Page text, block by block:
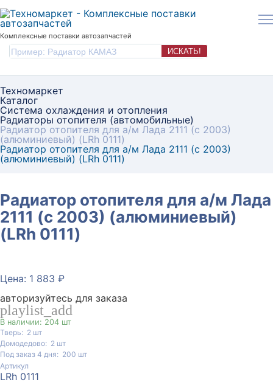
Комплексные поставки автозапчастей
ИСКАТЬ!
Техномаркет
Каталог
Система охлаждения и отопления
Радиаторы отопителя (автомобильные)
Радиатор отопителя для а/м Лада 2111 (с 2003)
(алюминиевый) (LRh 0111)
Радиатор отопителя для а/м Лада 2111 (с 2003)
(алюминиевый) (LRh 0111)
Радиатор отопителя для а/м Лада
2111 (с 2003) (алюминиевый)
(LRh 0111)
Цена: 1 883 ₽
авторизуйтесь для заказа
playlist_add
В наличии: 204 шт
Тверь: 2 шт
Домодедово: 2 шт
Под заказ 4 дня: 200 шт
Артикул
LRh 0111